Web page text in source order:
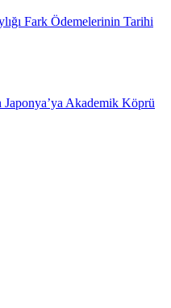
Fark Ödemelerinin Tarihi
Japonya’ya Akademik Köprü